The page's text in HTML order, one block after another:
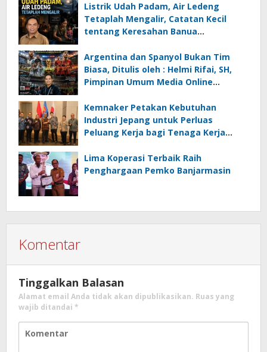
Listrik Udah Padam, Air Ledeng
Tetaplah Mengalir, Catatan Kecil
tentang Keresahan Banua
Ancaman Lingkungan, Oleh : Helmi
Rifai, SH
Argentina dan Spanyol Bukan Tim
Biasa, Ditulis oleh : Helmi Rifai, SH,
Pimpinan Umum Media Online
Kemnaker Petakan Kebutuhan
Industri Jepang untuk Perluas
Peluang Kerja bagi Tenaga Kerja
Lima Koperasi Terbaik Raih
Penghargaan Pemko Banjarmasin
Komentar
Tinggalkan Balasan
Alamat email Anda tidak akan dipublikasikan. Ruas yang
wajib ditandai *